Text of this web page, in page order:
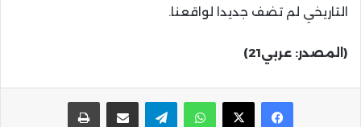
التاريخي لم تضف جديدا لواقعنا.
(المصدر: عربي21)
واتساب تيلقرام مشاركة عبر البريد